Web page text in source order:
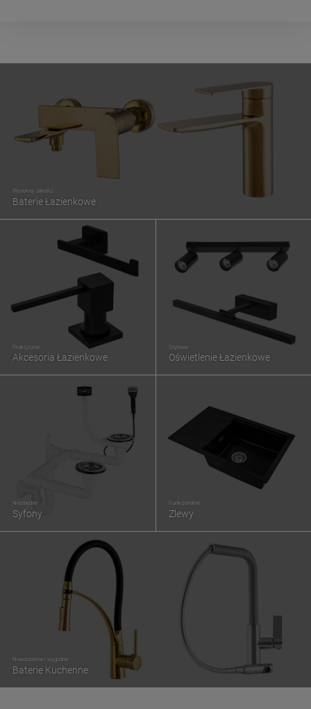
Wysokiej Jakości
Baterie Łazienkowe
Praktyczne
Akcesoria Łazienkowe
Stylowe
Oświetlenie Łazienkowe
Nowoczesne i wygodne
Baterie Kuchenne
Niezbędne
Syfony
Funkcjonalne
Zlewy